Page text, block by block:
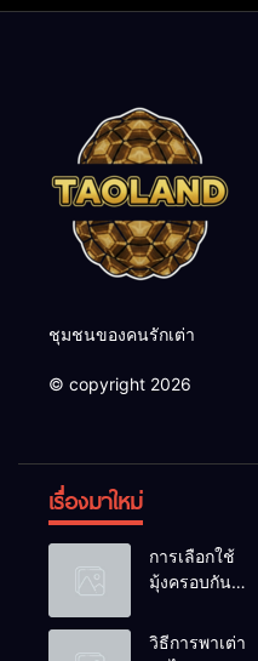
ชุมชนของคนรักเต่า
© copyright 2026
เรื่องมาใหม่
การเลือกใช้
มุ้งครอบกัน
วางไข่ในคอก
วิธีการพาเต่า